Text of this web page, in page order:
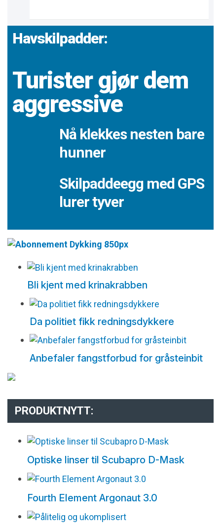
Havskilpadder:
Turister gjør dem
aggressive
Nå klekkes nesten bare
hunner
Skilpaddeegg med GPS
lurer tyver
Bli kjent med krinakrabben
Da politiet fikk redningsdykkere
Anbefaler fangstforbud for gråsteinbit
PRODUKTNYTT:
Optiske linser til Scubapro D-Mask
Fourth Element Argonaut 3.0